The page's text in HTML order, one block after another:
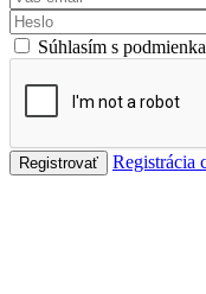
Súhlasím s
Registrácia